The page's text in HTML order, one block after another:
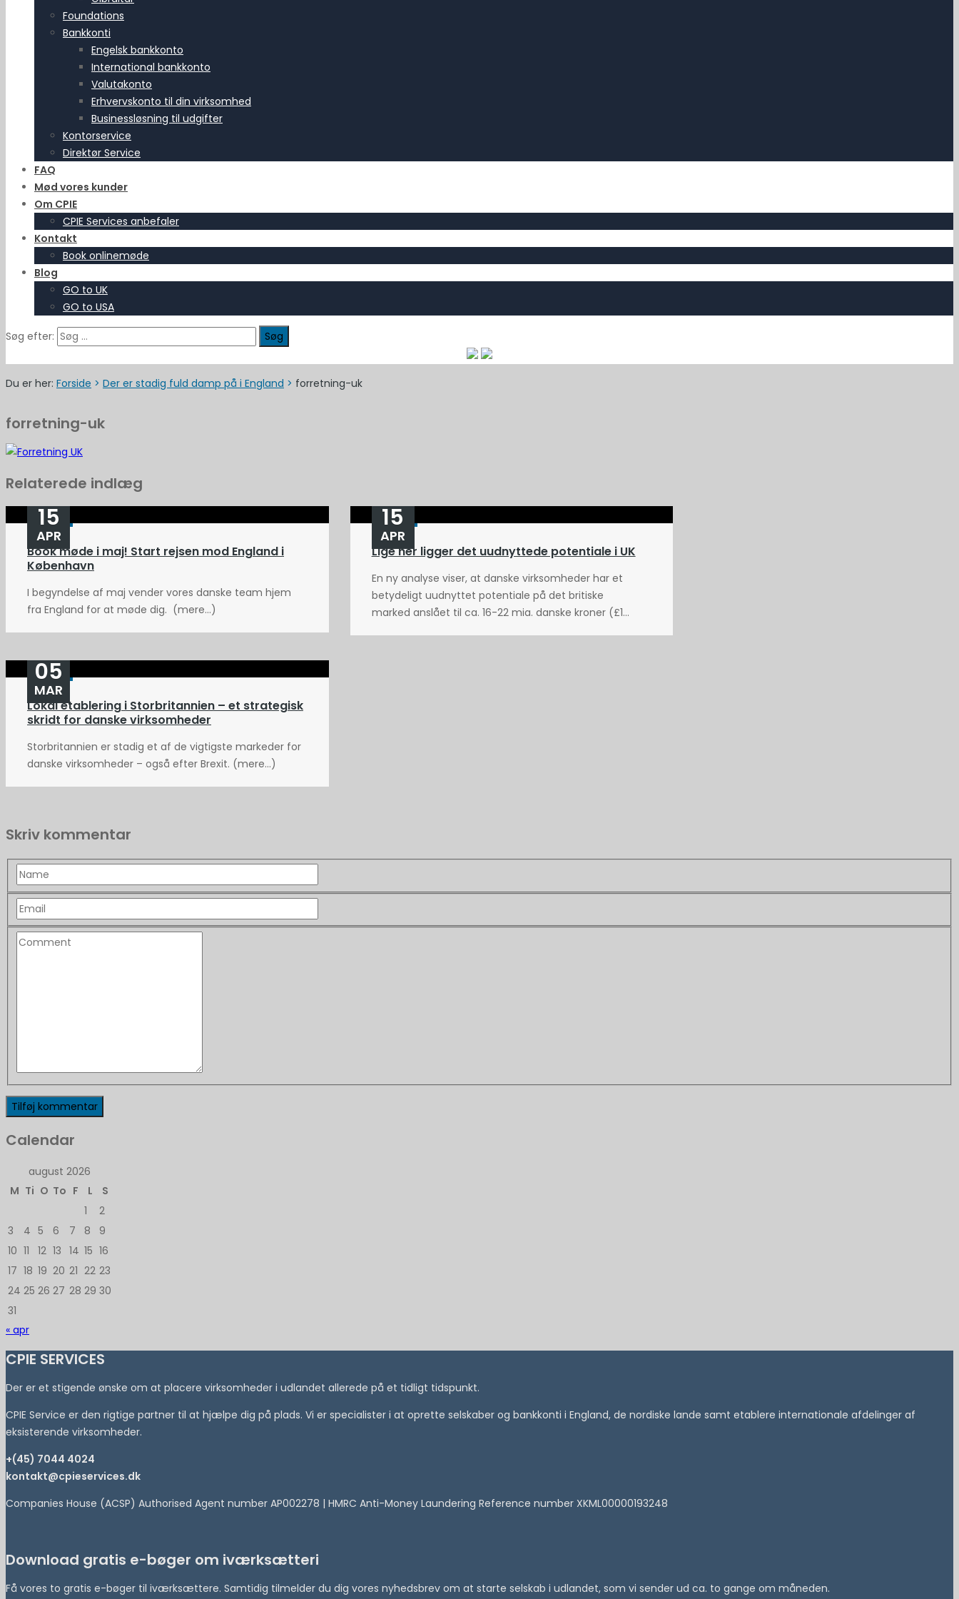
Foundations
Bankkonti
Engelsk bankkonto
International bankkonto
Valutakonto
Erhvervskonto til din virksomhed
Businessløsning til udgifter
Kontorservice
Direktør Service
FAQ
Mød vores kunder
Om CPIE
CPIE Services anbefaler
Kontakt
Book onlinemøde
Blog
GO to UK
GO to USA
Søg efter:
Du er her: Forside > Der er stadig fuld damp på i England > forretning-uk
forretning-uk
Relaterede indlæg
Book møde i maj! Start rejsen mod England i
København
15
APR
I begyndelse af maj vender vores danske team hjem
fra England for at møde dig. (mere…)
Lige her ligger det uudnyttede potentiale i UK
15
APR
En ny analyse viser, at danske virksomheder har et
betydeligt uudnyttet potentiale på det britiske
marked anslået til ca. 16-22 mia. danske kroner (£1...
Lokal etablering i Storbritannien – et strategisk
skridt for danske virksomheder
05
MAR
Storbritannien er stadig et af de vigtigste markeder for
danske virksomheder – også efter Brexit. (mere…)
Skriv kommentar
Calendar
august 2026
M Ti O To F L
S
1
2
3
4 5 6 7 8
9
10 11 12 13 14 15 16
17 18 19 20 21 22 23
24 25 26 27 28 29 30
31
« apr
CPIE SERVICES
Der er et stigende ønske om at placere virksomheder i udlandet allerede på et tidligt tidspunkt.
CPIE Service er den rigtige partner til at hjælpe dig på plads. Vi er specialister i at oprette selskaber og bankkonti i England, de nordiske lande samt etablere internationale afdelinger af
eksisterende virksomheder.
+(45) 7044 4024
kontakt@cpieservices.dk
Companies House (ACSP) Authorised Agent number AP002278 | HMRC Anti-Money Laundering Reference number XKML00000193248
Download gratis e-bøger om iværksætteri
Få vores to gratis e-bøger til iværksættere. Samtidig tilmelder du dig vores nyhedsbrev om at starte selskab i udlandet, som vi sender ud ca. to gange om måneden.